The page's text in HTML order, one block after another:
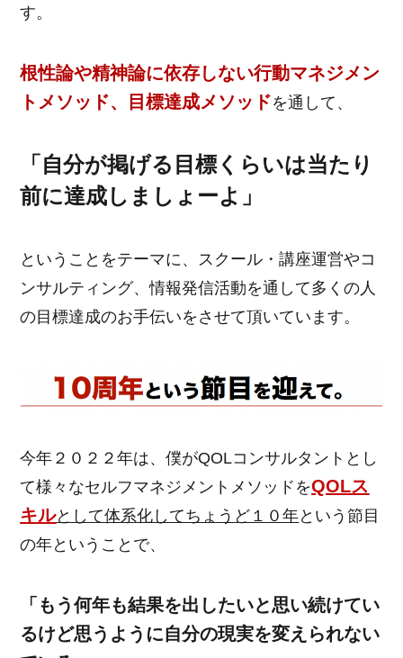
す。
根性論や精神論に依存しない行動マネジメン
トメソッド、目標達成メソッドを通して、
「自分が掲げる目標くらいは当たり
前に達成しましょーよ」
ということをテーマに、スクール・講座運営やコ
ンサルティング、情報発信活動を通して多くの人
の目標達成のお手伝いをさせて頂いています。
今年２０２２年は、僕がQOLコンサルタントとし
て様々なセルフマネジメントメソッドをQOLス
キルとして体系化してちょうど１０年という節目
の年ということで、
「もう何年も結果を出したいと思い続けてい
るけど思うように自分の現実を変えられない